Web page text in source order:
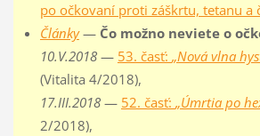
po očkovaní proti záškrtu, tetanu a
Články— Čo možno neviete o
10.V.2018— 53. časť: „Nová vlna
(Vitalita 4/2018),
17.III.2018— 52. časť: „Úmrtia po
2/2018),